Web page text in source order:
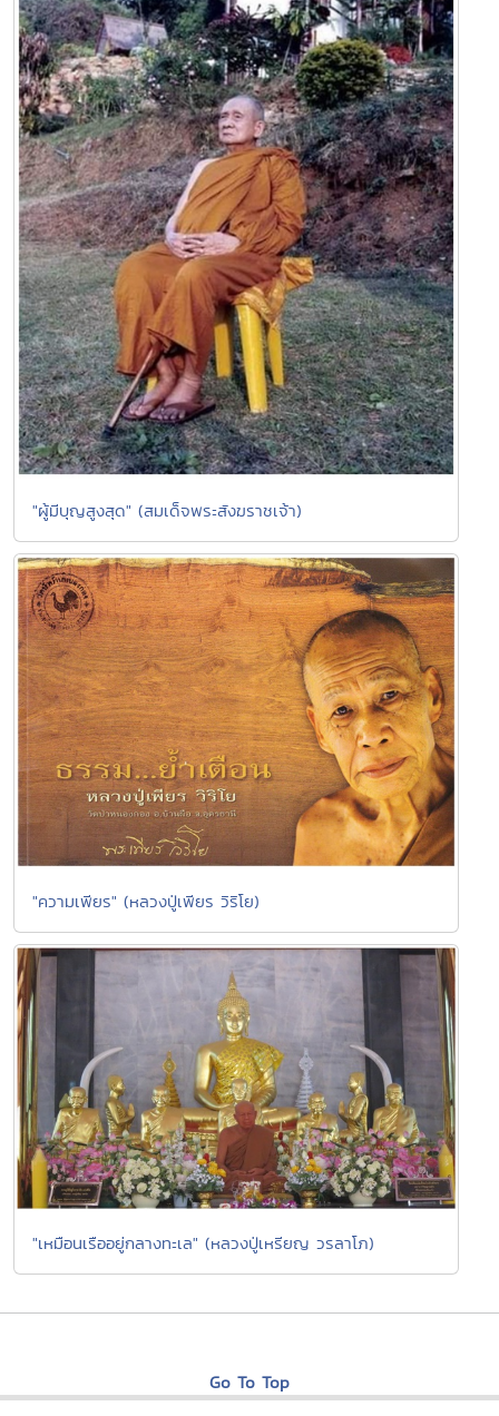
"ผู้มีบุญสูงสุด" (สมเด็จพระสังฆราชเจ้า)
"ความเพียร" (หลวงปู่เพียร วิริโย)
"เหมือนเรืออยู่กลางทะเล" (หลวงปู่เหรียญ วรลาโภ)
Go To Top